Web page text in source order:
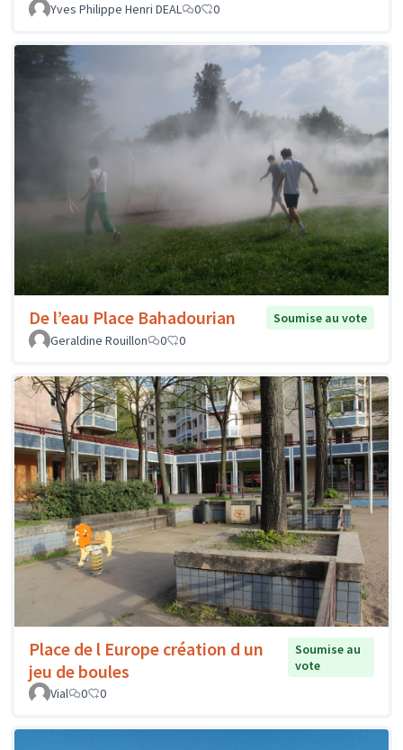
Yves Philippe Henri DEAL
0 0
De l’eau Place Bahadourian
Soumise au vote
Geraldine Rouillon
0 0
Place de l Europe création d un
jeu de boules
Soumise au
vote
Vial
0 0